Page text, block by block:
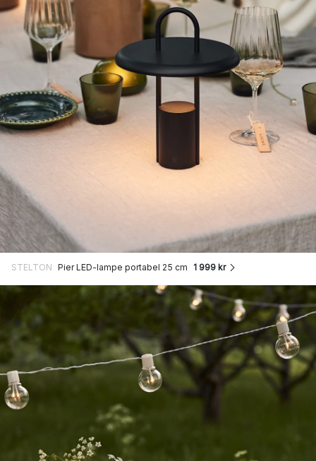
STELTON Pier LED-lampe portabel 25 cm 1 999 kr